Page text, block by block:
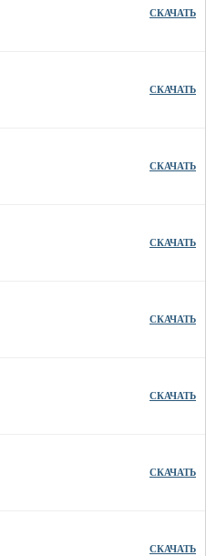
СКАЧАТЬ
СКАЧАТЬ
СКАЧАТЬ
СКАЧАТЬ
СКАЧАТЬ
СКАЧАТЬ
СКАЧАТЬ
СКАЧАТЬ